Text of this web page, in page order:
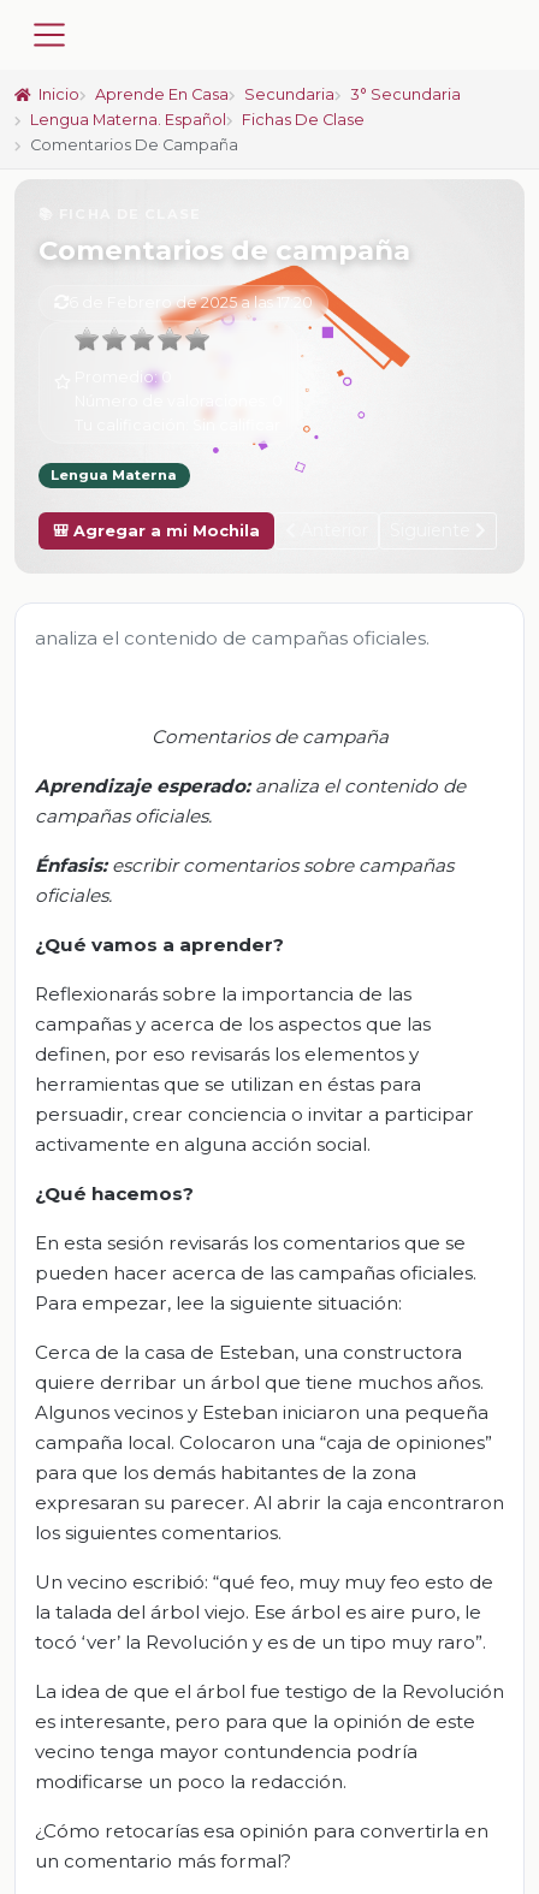
Inicio Aprende En Casa Secundaria
3° Secundaria
Lengua Materna. Español
Fichas De Clase
Comentarios De Campaña
Comentarios de campaña
6 de Febrero de 2025 a las 17:20
Promedio:0
Sin calificar
Lengua Materna
🎒 Agregar a mi Mochila
analiza el contenido de campañas oficiales.
Comentarios de campaña
Aprendizaje esperado: analiza el contenido de
campañas oficiales.
Énfasis: escribir comentarios sobre campañas
oficiales.
¿Qué vamos a aprender?
Reflexionarás sobre la importancia de las
campañas y acerca de los aspectos que las
definen, por eso revisarás los elementos y
herramientas que se utilizan en éstas para
persuadir, crear conciencia o invitar a participar
activamente en alguna acción social.
¿Qué hacemos?
En esta sesión revisarás los comentarios que se
pueden hacer acerca de las campañas oficiales.
Para empezar, lee la siguiente situación:
Cerca de la casa de Esteban, una constructora
quiere derribar un árbol que tiene muchos años.
Algunos vecinos y Esteban iniciaron una pequeña
campaña local. Colocaron una “caja de opiniones”
para que los demás habitantes de la zona
expresaran su parecer. Al abrir la caja encontraron
los siguientes comentarios.
Un vecino escribió: “qué feo, muy muy feo esto de
la talada del árbol viejo. Ese árbol es aire puro, le
tocó ‘ver’ la Revolución y es de un tipo muy raro”.
La idea de que el árbol fue testigo de la Revolución
es interesante, pero para que la opinión de este
vecino tenga mayor contundencia podría
modificarse un poco la redacción.
¿Cómo retocarías esa opinión para convertirla en
un comentario más formal?